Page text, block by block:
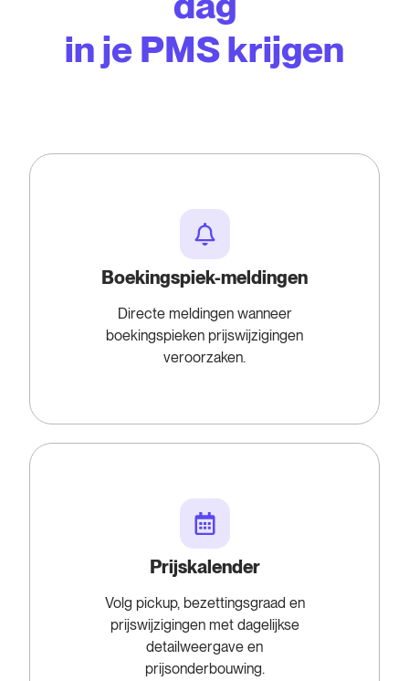
in je PMS krijgen
Boekingspiek-meldingen
Directe meldingen wanneer
boekingspieken prijswijzigingen
veroorzaken.
Prijskalender
Volg pickup, bezettingsgraad en
prijswijzigingen met dagelijkse
detailweergave en
prijsonderbouwing.